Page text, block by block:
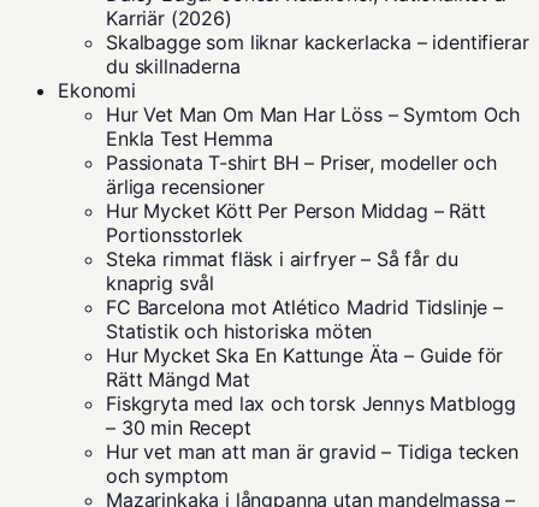
Karriär (2026)
Skalbagge som liknar kackerlacka – identifierar
du skillnaderna
Ekonomi
Hur Vet Man Om Man Har Löss – Symtom Och
Enkla Test Hemma
Passionata T-shirt BH – Priser, modeller och
ärliga recensioner
Hur Mycket Kött Per Person Middag – Rätt
Portionsstorlek
Steka rimmat fläsk i airfryer – Så får du
knaprig svål
FC Barcelona mot Atlético Madrid Tidslinje –
Statistik och historiska möten
Hur Mycket Ska En Kattunge Äta – Guide för
Rätt Mängd Mat
Fiskgryta med lax och torsk Jennys Matblogg
– 30 min Recept
Hur vet man att man är gravid – Tidiga tecken
och symptom
Mazarinkaka i långpanna utan mandelmassa –